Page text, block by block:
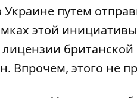
Украине путем
этой
Впрочем, этого не